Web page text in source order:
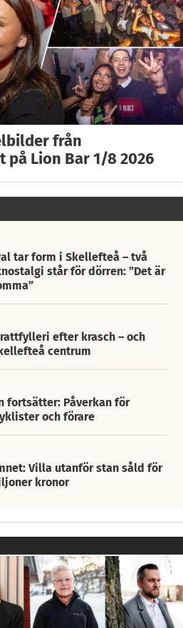
från
Lion Bar 1/8 2026
tar form i Skellefteå – två
står för dörren: ”Det är
efter krasch – och
centrum
fortsätter: Påverkan för
och förare
Villa utanför stan såld för
kronor